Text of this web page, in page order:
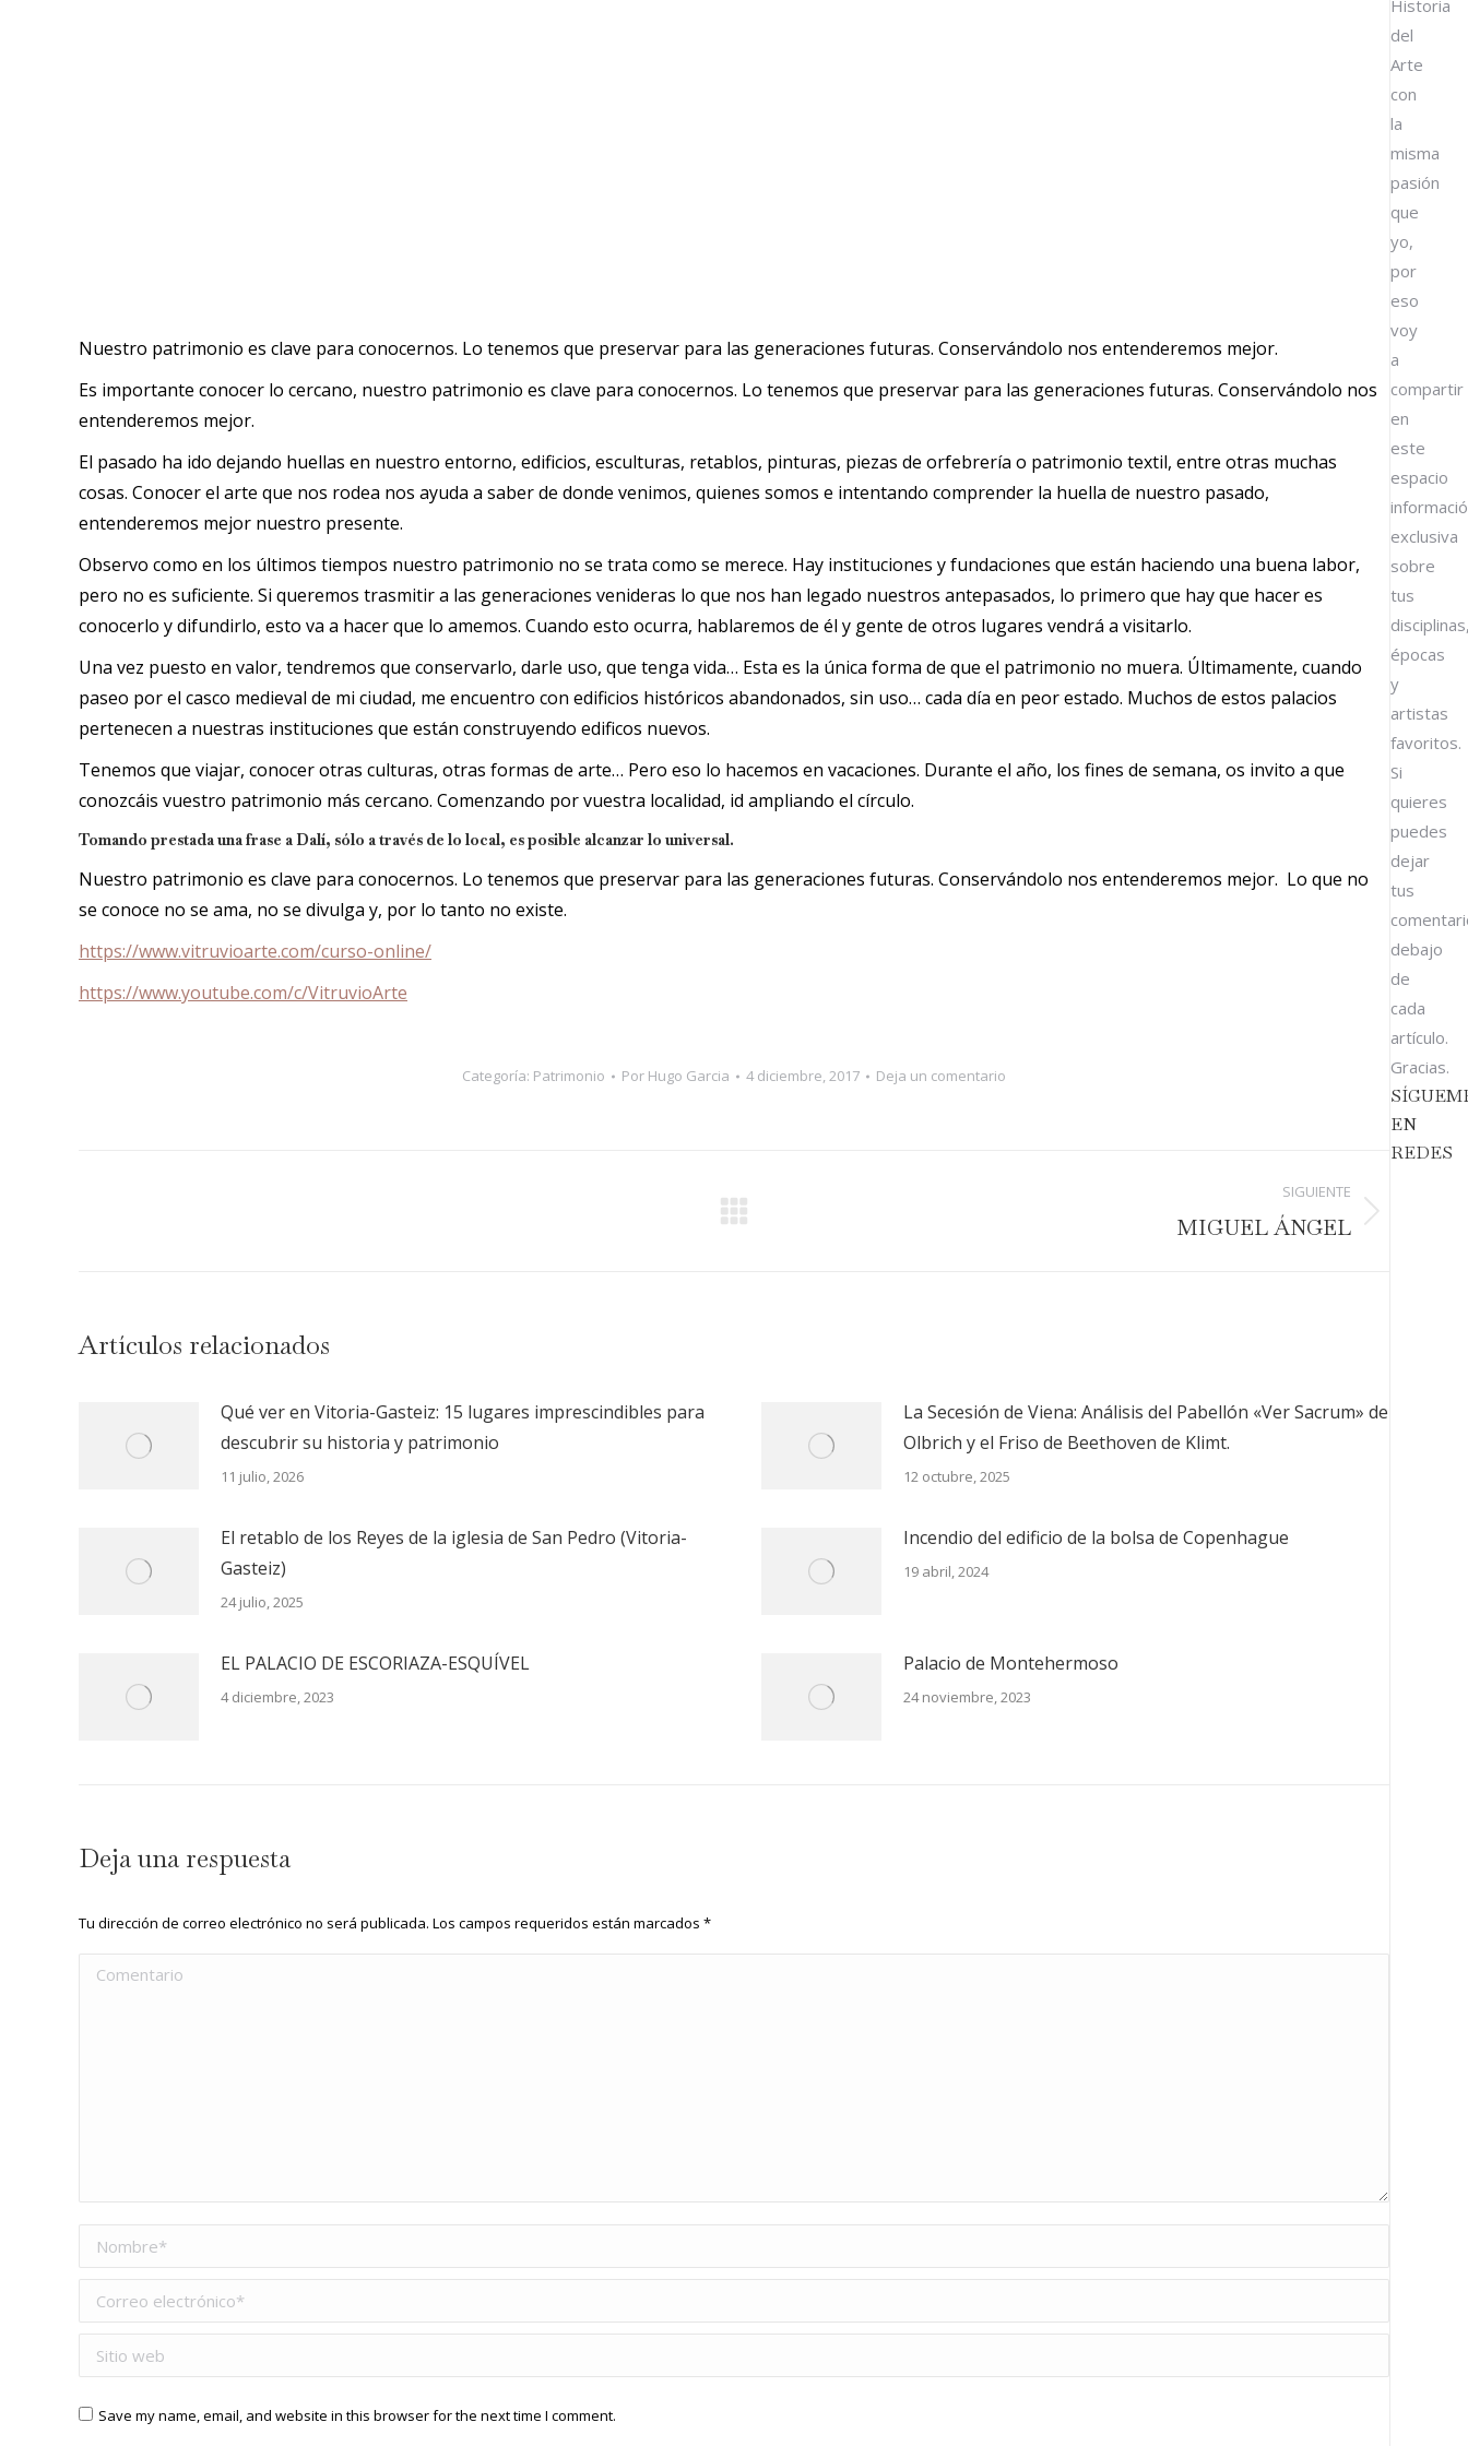
Nuestro patrimonio es clave para conocernos. Lo tenemos que preservar para las generaciones futuras. Conservándolo nos entenderemos mejor.
Es importante conocer lo cercano, nuestro patrimonio es clave para conocernos. Lo tenemos que preservar para las generaciones futuras. Conservándolo nos
entenderemos mejor.
El pasado ha ido dejando huellas en nuestro entorno, edificios, esculturas, retablos, pinturas, piezas de orfebrería o patrimonio textil, entre otras muchas
cosas. Conocer el arte que nos rodea nos ayuda a saber de donde venimos, quienes somos e intentando comprender la huella de nuestro pasado,
entenderemos mejor nuestro presente.
Observo como en los últimos tiempos nuestro patrimonio no se trata como se merece. Hay instituciones y fundaciones que están haciendo una buena labor,
pero no es suficiente. Si queremos trasmitir a las generaciones venideras lo que nos han legado nuestros antepasados, lo primero que hay que hacer es
conocerlo y difundirlo, esto va a hacer que lo amemos. Cuando esto ocurra, hablaremos de él y gente de otros lugares vendrá a visitarlo.
Una vez puesto en valor, tendremos que conservarlo, darle uso, que tenga vida… Esta es la única forma de que el patrimonio no muera. Últimamente, cuando
paseo por el casco medieval de mi ciudad, me encuentro con edificios históricos abandonados, sin uso… cada día en peor estado. Muchos de estos palacios
pertenecen a nuestras instituciones que están construyendo edificos nuevos.
Tenemos que viajar, conocer otras culturas, otras formas de arte… Pero eso lo hacemos en vacaciones. Durante el año, los fines de semana, os invito a que
conozcáis vuestro patrimonio más cercano. Comenzando por vuestra localidad, id ampliando el círculo.
Tomando prestada una frase a Dalí, sólo a través de lo local, es posible alcanzar lo universal.
Nuestro patrimonio es clave para conocernos. Lo tenemos que preservar para las generaciones futuras. Conservándolo nos entenderemos mejor. Lo que no
se conoce no se ama, no se divulga y, por lo tanto no existe.
https://www.vitruvioarte.com/curso-online/
https://www.youtube.com/c/VitruvioArte
Categoría: Patrimonio Por Hugo Garcia 4 diciembre, 2017 Deja un comentario
SIGUIENTE
MIGUEL ÁNGEL
Artículos relacionados
Qué ver en Vitoria-Gasteiz: 15 lugares imprescindibles para
descubrir su historia y patrimonio
11 julio, 2026
La Secesión de Viena: Análisis del Pabellón «Ver Sacrum» de
Olbrich y el Friso de Beethoven de Klimt.
12 octubre, 2025
El retablo de los Reyes de la iglesia de San Pedro (Vitoria-
Gasteiz)
24 julio, 2025
Incendio del edificio de la bolsa de Copenhague
19 abril, 2024
EL PALACIO DE ESCORIAZA-ESQUÍVEL
4 diciembre, 2023
Palacio de Montehermoso
24 noviembre, 2023
Deja una respuesta
Tu dirección de correo electrónico no será publicada. Los campos requeridos están marcados *
Comentario
Nombre *
Correo electrónico *
Sitio web
Save my name, email, and website in this browser for the next time I comment.
Historia
del
Arte
con
la
misma
pasión
que
yo,
por
eso
voy
a
compartir
en
este
espacio
exclusiva
sobre
tus
épocas
y
artistas
favoritos.
Si
quieres
puedes
dejar
tus
debajo
de
cada
artículo.
Gracias.
EN
REDES